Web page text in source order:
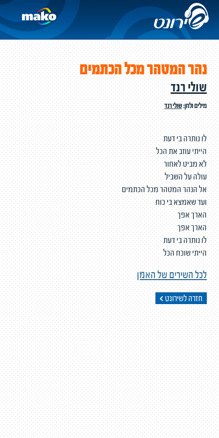
נהר המטהר מכל הכתמים
שולי רנד
מילים ולחן:שולי רנד
לו נותרה בי דעת
הייתי עוזב את הכל
לא מביט לאחור
עולה על השביל
אל הנהר המטהר מכל הכתמים
ועד שאמצא בי כוח
הארך אפך
הארך אפך
לו נותרה בי דעת
הייתי שוכח הכל
לכל השירים של האמן